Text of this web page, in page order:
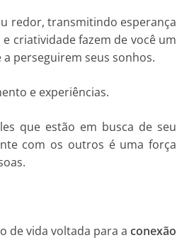
redor, transmitindo esperança
criatividade fazem de você um
perseguirem seus sonhos.
e experiências.
que estão em busca de seu
com os outros é uma força
de vida voltada para a conexão